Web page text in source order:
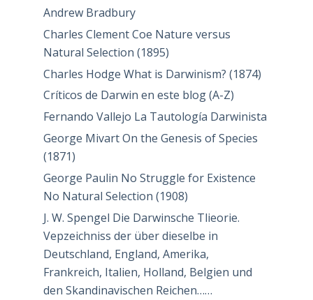
Andrew Bradbury
Charles Clement Coe Nature versus
Natural Selection (1895)
Charles Hodge What is Darwinism? (1874)
Críticos de Darwin en este blog (A-Z)
Fernando Vallejo La Tautología Darwinista
George Mivart On the Genesis of Species
(1871)
George Paulin No Struggle for Existence
No Natural Selection (1908)
J. W. Spengel Die Darwinsche Tlieorie.
Vepzeichniss der über dieselbe in
Deutschland, England, Amerika,
Frankreich, Italien, Holland, Belgien und
den Skandinavischen Reichen……